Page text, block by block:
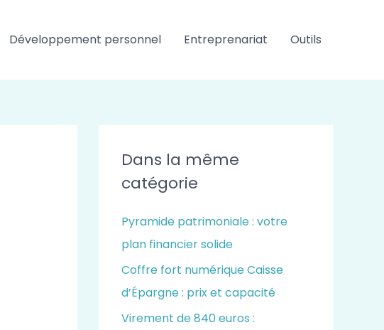
Développement personnel Entreprenariat Outils
Dans la même
catégorie
Pyramide patrimoniale : votre
plan financier solide
Coffre fort numérique Caisse
d’Épargne : prix et capacité
Virement de 840 euros :